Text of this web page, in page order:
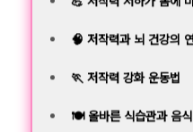
🧠 저작력과 뇌 건강의
🏃 저작력 강화 운동법
🍽️ 올바른 식습관과 음식